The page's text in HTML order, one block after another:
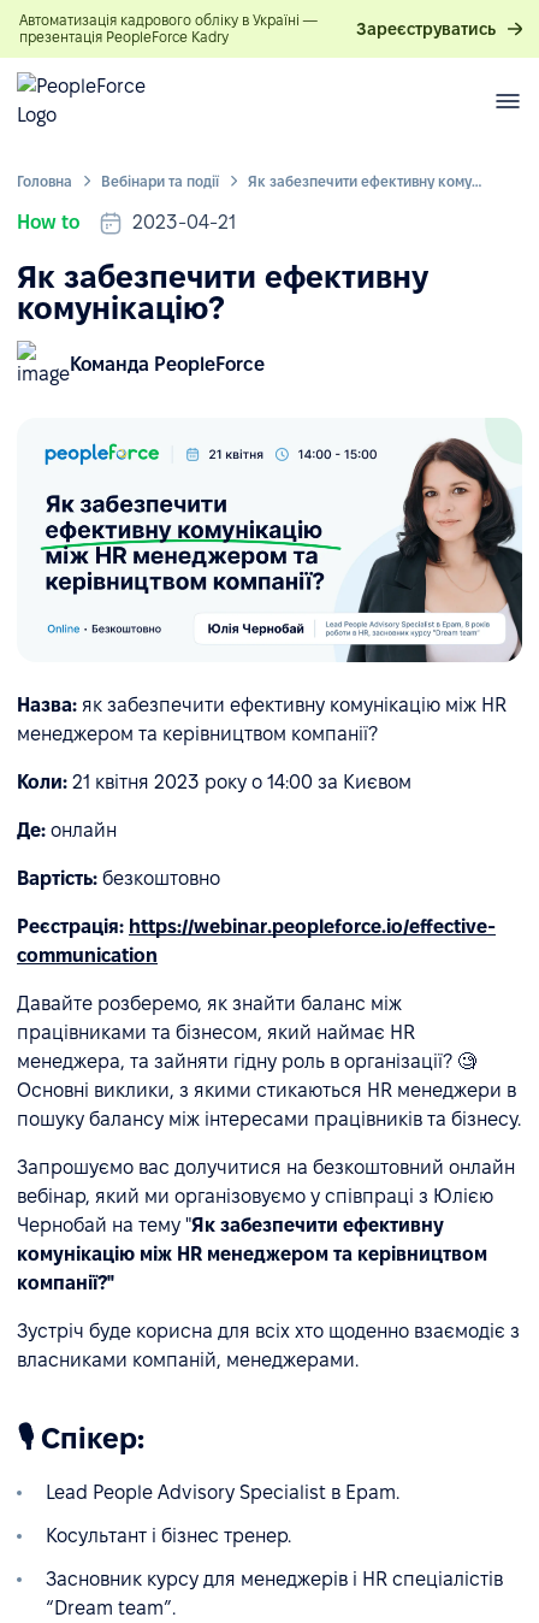
Автоматизація кадрового обліку в Україні —
презентація PeopleForce Kadry
Зареєструватись
Головна Вебінари та події Як забезпечити ефективну комунікацію?
How to 2023-04-21
Як забезпечити ефективну
комунікацію?
Команда PeopleForce
Назва: як забезпечити ефективну комунікацію між HR
менеджером та керівництвом компанії?
Коли: 21 квітня 2023 року о 14:00 за Києвом
Де: онлайн
Вартість: безкоштовно
Реєстрація: https://webinar.peopleforce.io/effective-
communication
Давайте розберемо, як знайти баланс між
працівниками та бізнесом, який наймає HR
менеджера, та зайняти гідну роль в організації? 🧐
Основні виклики, з якими стикаються HR менеджери в
пошуку балансу між інтересами працівників та бізнесу.
Запрошуємо вас долучитися на безкоштовний онлайн
вебінар, який ми організовуємо у співпраці з Юлією
Чернобай на тему "Як забезпечити ефективну
комунікацію між HR менеджером та керівництвом
компанії?"
Зустріч буде корисна для всіх хто щоденно взаємодіє з
власниками компаній, менеджерами.
🎙 Спікер:
Lead People Advisory Specialist в Epam.
Косультант і бізнес тренер.
Засновник курсу для менеджерів і HR спеціалістів
“Dream team”.